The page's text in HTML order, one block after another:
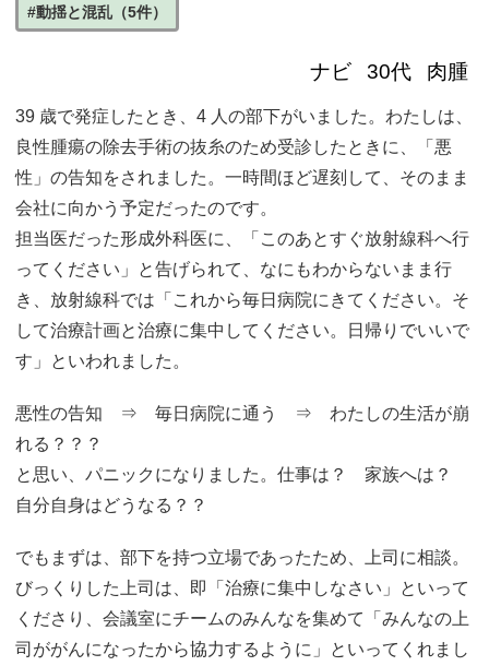
#動揺と混乱（5件）
ナビ 30代 肉腫
39 歳で発症したとき、4 人の部下がいました。わたしは、
良性腫瘍の除去手術の抜糸のため受診したときに、「悪
性」の告知をされました。一時間ほど遅刻して、そのまま
会社に向かう予定だったのです。
担当医だった形成外科医に、「このあとすぐ放射線科へ行
ってください」と告げられて、なにもわからないまま行
き、放射線科では「これから毎日病院にきてください。そ
して治療計画と治療に集中してください。日帰りでいいで
す」といわれました。
悪性の告知 ⇒ 毎日病院に通う ⇒ わたしの生活が崩
れる？？？
と思い、パニックになりました。仕事は？ 家族へは？
自分自身はどうなる？？
でもまずは、部下を持つ立場であったため、上司に相談。
びっくりした上司は、即「治療に集中しなさい」といって
くださり、会議室にチームのみんなを集めて「みんなの上
司ががんになったから協力するように」といってくれまし